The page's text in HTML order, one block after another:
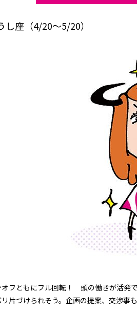
し座（4/20～5/20）
オフともにフル回転！ 頭の働きが活発
リ片づけられそう。企画の提案、交渉事